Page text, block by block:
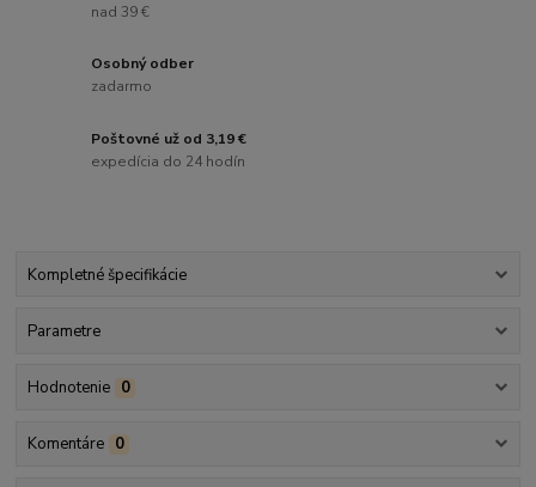
nad 39 €
Osobný odber
zadarmo
Poštovné už od 3,19 €
expedícia do 24 hodín
Kompletné špecifikácie
Parametre
Hodnotenie 0
Komentáre 0